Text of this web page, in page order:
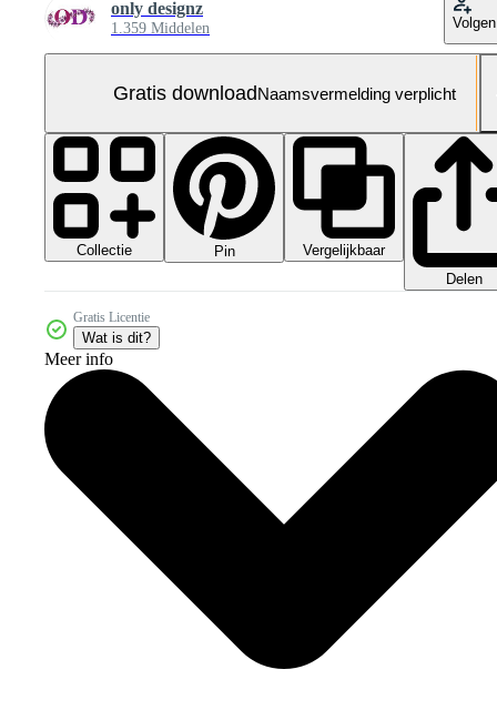
only designz
1.359 Middelen Volgen
Gratis downloadNaamsvermelding verplicht
Collectie Pin
Vergelijkbaar
Delen
Gratis Licentie
Wat is dit?
Meer info